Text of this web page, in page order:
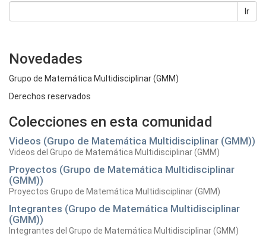
Ir
Novedades
Grupo de Matemática Multidisciplinar (GMM)
Derechos reservados
Colecciones en esta comunidad
Videos (Grupo de Matemática Multidisciplinar (GMM))
Videos del Grupo de Matemática Multidisciplinar (GMM)
Proyectos (Grupo de Matemática Multidisciplinar
(GMM))
Proyectos Grupo de Matemática Multidisciplinar (GMM)
Integrantes (Grupo de Matemática Multidisciplinar
(GMM))
Integrantes del Grupo de Matemática Multidisciplinar (GMM)